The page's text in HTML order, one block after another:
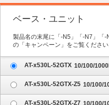
ベース・ユニット
製品名の末尾に「-N5」「-N7」「
の「キャンペーン」をご覧ください
AT-x530L-52GTX 10/100/
AT-x530L-52GTX-Z5 10/100/
AT-x530L-52GTX-Z7 10/100/